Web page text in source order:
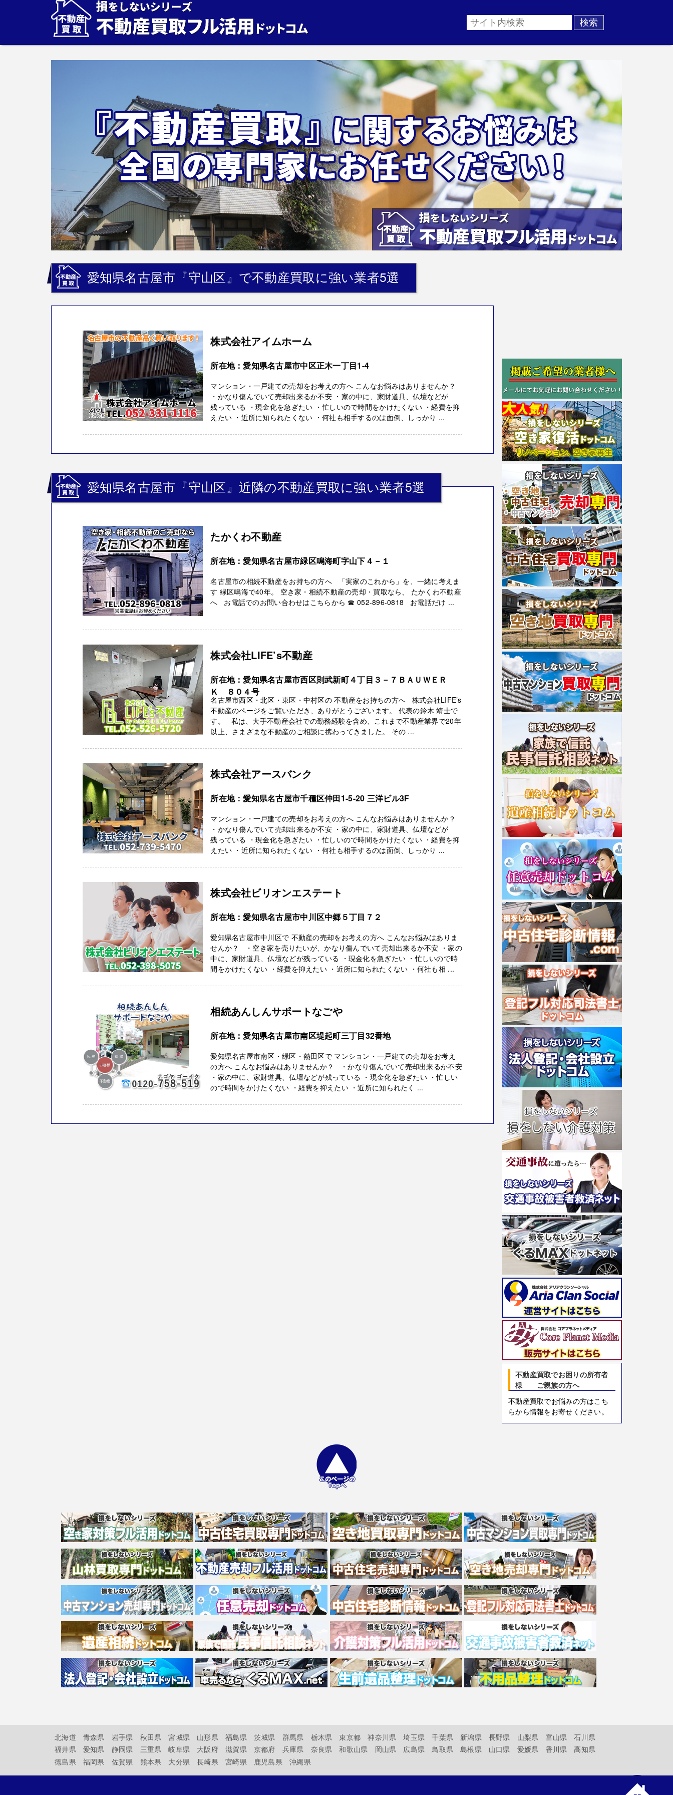
愛知県名古屋市『守山区』で不動産買取に強い業者5選
株式会社アイムホーム
所在地：愛知県名古屋市中区正木一丁目1-4
マンション・一戸建ての売却をお考えの方へ こんなお悩みはありませんか？
・かなり傷んでいて売却出来るか不安 ・家の中に、家財道具、仏壇などが
残っている ・現金化を急ぎたい ・忙しいので時間をかけたくない ・経費を抑
えたい ・近所に知られたくない ・何社も相手するのは面倒、しっかり ...
愛知県名古屋市『守山区』近隣の不動産買取に強い業者5選
たかくわ不動産
所在地：愛知県名古屋市緑区鳴海町字山下４－１
名古屋市の相続不動産をお持ちの方へ 「実家のこれから」を、一緒に考えま
す 緑区鳴海で40年。 空き家・相続不動産の売却・買取なら、 たかくわ不動産
へ お電話でのお問い合わせはこちらから ☎ 052-896-0818 お電話だけ ...
株式会社LIFE’s不動産
所在地：愛知県名古屋市西区則武新町４丁目３－７ＢＡＵＷＥＲ
Ｋ ８０４号
名古屋市西区・北区・東区・中村区の 不動産をお持ちの方へ 株式会社LIFE’s
不動産のページをご覧いただき、ありがとうございます。 代表の鈴木 靖士で
す。 私は、大手不動産会社での勤務経験を含め、これまで不動産業界で20年
以上、さまざまな不動産のご相談に携わってきました。 その ...
株式会社アースバンク
所在地：愛知県名古屋市千種区仲田1-5-20 三洋ビル3F
マンション・一戸建ての売却をお考えの方へ こんなお悩みはありませんか？
・かなり傷んでいて売却出来るか不安 ・家の中に、家財道具、仏壇などが
残っている ・現金化を急ぎたい ・忙しいので時間をかけたくない ・経費を抑
えたい ・近所に知られたくない ・何社も相手するのは面倒、しっかり ...
株式会社ビリオンエステート
所在地：愛知県名古屋市中川区中郷５丁目７２
愛知県名古屋市中川区で 不動産の売却をお考えの方へ こんなお悩みはありま
せんか？ ・空き家を売りたいが、かなり傷んでいて売却出来るか不安 ・家の
中に、家財道具、仏壇などが残っている ・現金化を急ぎたい ・忙しいので時
間をかけたくない ・経費を抑えたい ・近所に知られたくない ・何社も相 ...
相続あんしんサポートなごや
所在地：愛知県名古屋市南区堤起町三丁目32番地
愛知県名古屋市南区・緑区・熱田区で マンション・一戸建ての売却をお考え
の方へ こんなお悩みはありませんか？ ・かなり傷んでいて売却出来るか不安
・家の中に、家財道具、仏壇などが残っている ・現金化を急ぎたい ・忙しい
ので時間をかけたくない ・経費を抑えたい ・近所に知られたく ...
不動産買取でお困りの所有者
様 ご親族の方へ
不動産買取でお悩みの方はこち
らから情報をお寄せください。
北海道 青森県 岩手県 秋田県 宮城県 山形県 福島県 茨城県 群馬県 栃木県 東京都 神奈川県 埼玉県 千葉県 新潟県 長野県 山梨県 富山県
石川県
福井県
愛知県 静岡県 三重県 岐阜県 大阪府 滋賀県 京都府 兵庫県 奈良県 和歌山県 岡山県 広島県 鳥取県 島根県 山口県 愛媛県 香川県
高知県
徳島県
福岡県 佐賀県 熊本県 大分県 長崎県 宮崎県 鹿児島県 沖縄県